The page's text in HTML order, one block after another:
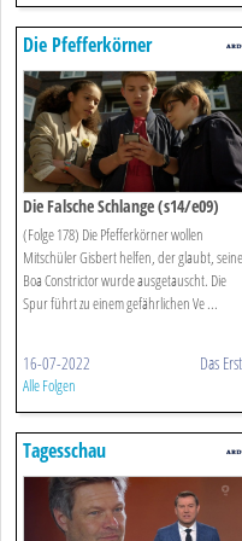
Die Pfefferkörner
Die Falsche Schlange (s14/e09)
(Folge 178) Die Pfefferkörner wollen
Mitschüler Gisbert helfen, der glaubt, seine
Boa Constrictor wurde ausgetauscht. Die
Spur führt zu einem gefährlichen Ve ...
16-07-2022 Das
Alle Folgen
Tagesschau